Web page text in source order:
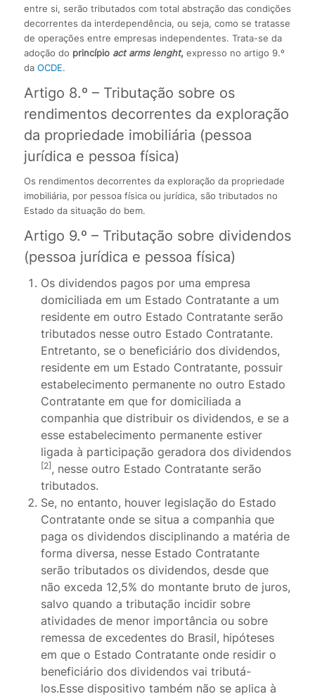
entre si, serão tributados com total abstração das condições
decorrentes da interdependência, ou seja, como se tratasse
de operações entre empresas independentes. Trata-se da
adoção do princípio act arms lenght, expresso no artigo 9.º
da OCDE.
Artigo 8.º – Tributação sobre os
rendimentos decorrentes da exploração
da propriedade imobiliária (pessoa
jurídica e pessoa física)
Os rendimentos decorrentes da exploração da propriedade
imobiliária, por pessoa física ou jurídica, são tributados no
Estado da situação do bem.
Artigo 9.º – Tributação sobre dividendos
(pessoa jurídica e pessoa física)
Os dividendos pagos por uma empresa
domiciliada em um Estado Contratante a um
residente em outro Estado Contratante serão
tributados nesse outro Estado Contratante.
Entretanto, se o beneficiário dos dividendos,
residente em um Estado Contratante, possuir
estabelecimento permanente no outro Estado
Contratante em que for domiciliada a
companhia que distribuir os dividendos, e se a
esse estabelecimento permanente estiver
ligada à participação geradora dos dividendos
[2] , nesse outro Estado Contratante serão
tributados.
Se, no entanto, houver legislação do Estado
Contratante onde se situa a companhia que
paga os dividendos disciplinando a matéria de
forma diversa, nesse Estado Contratante
serão tributados os dividendos, desde que
não exceda 12,5% do montante bruto de juros,
salvo quando a tributação incidir sobre
atividades de menor importância ou sobre
remessa de excedentes do Brasil, hipóteses
em que o Estado Contratante onde residir o
beneficiário dos dividendos vai tributá-
los.Esse dispositivo também não se aplica à